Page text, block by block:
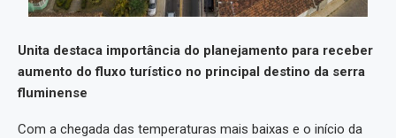
Unita destaca importância do planejamento para receber
aumento do fluxo turístico no principal destino da serra
fluminense
Com a chegada das temperaturas mais baixas e o início da